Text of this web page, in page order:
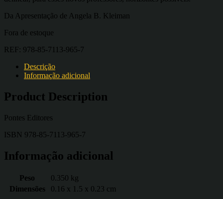
Da Apresentação de Angela B. Kleiman
Fora de estoque
REF: 978-85-7113-965-7
Descrição
Informação adicional
Product Description
Pontes Editores
ISBN 978-85-7113-965-7
Informação adicional
Peso
0.350 kg
Dimensões
0.16 x 1.5 x 0.23 cm